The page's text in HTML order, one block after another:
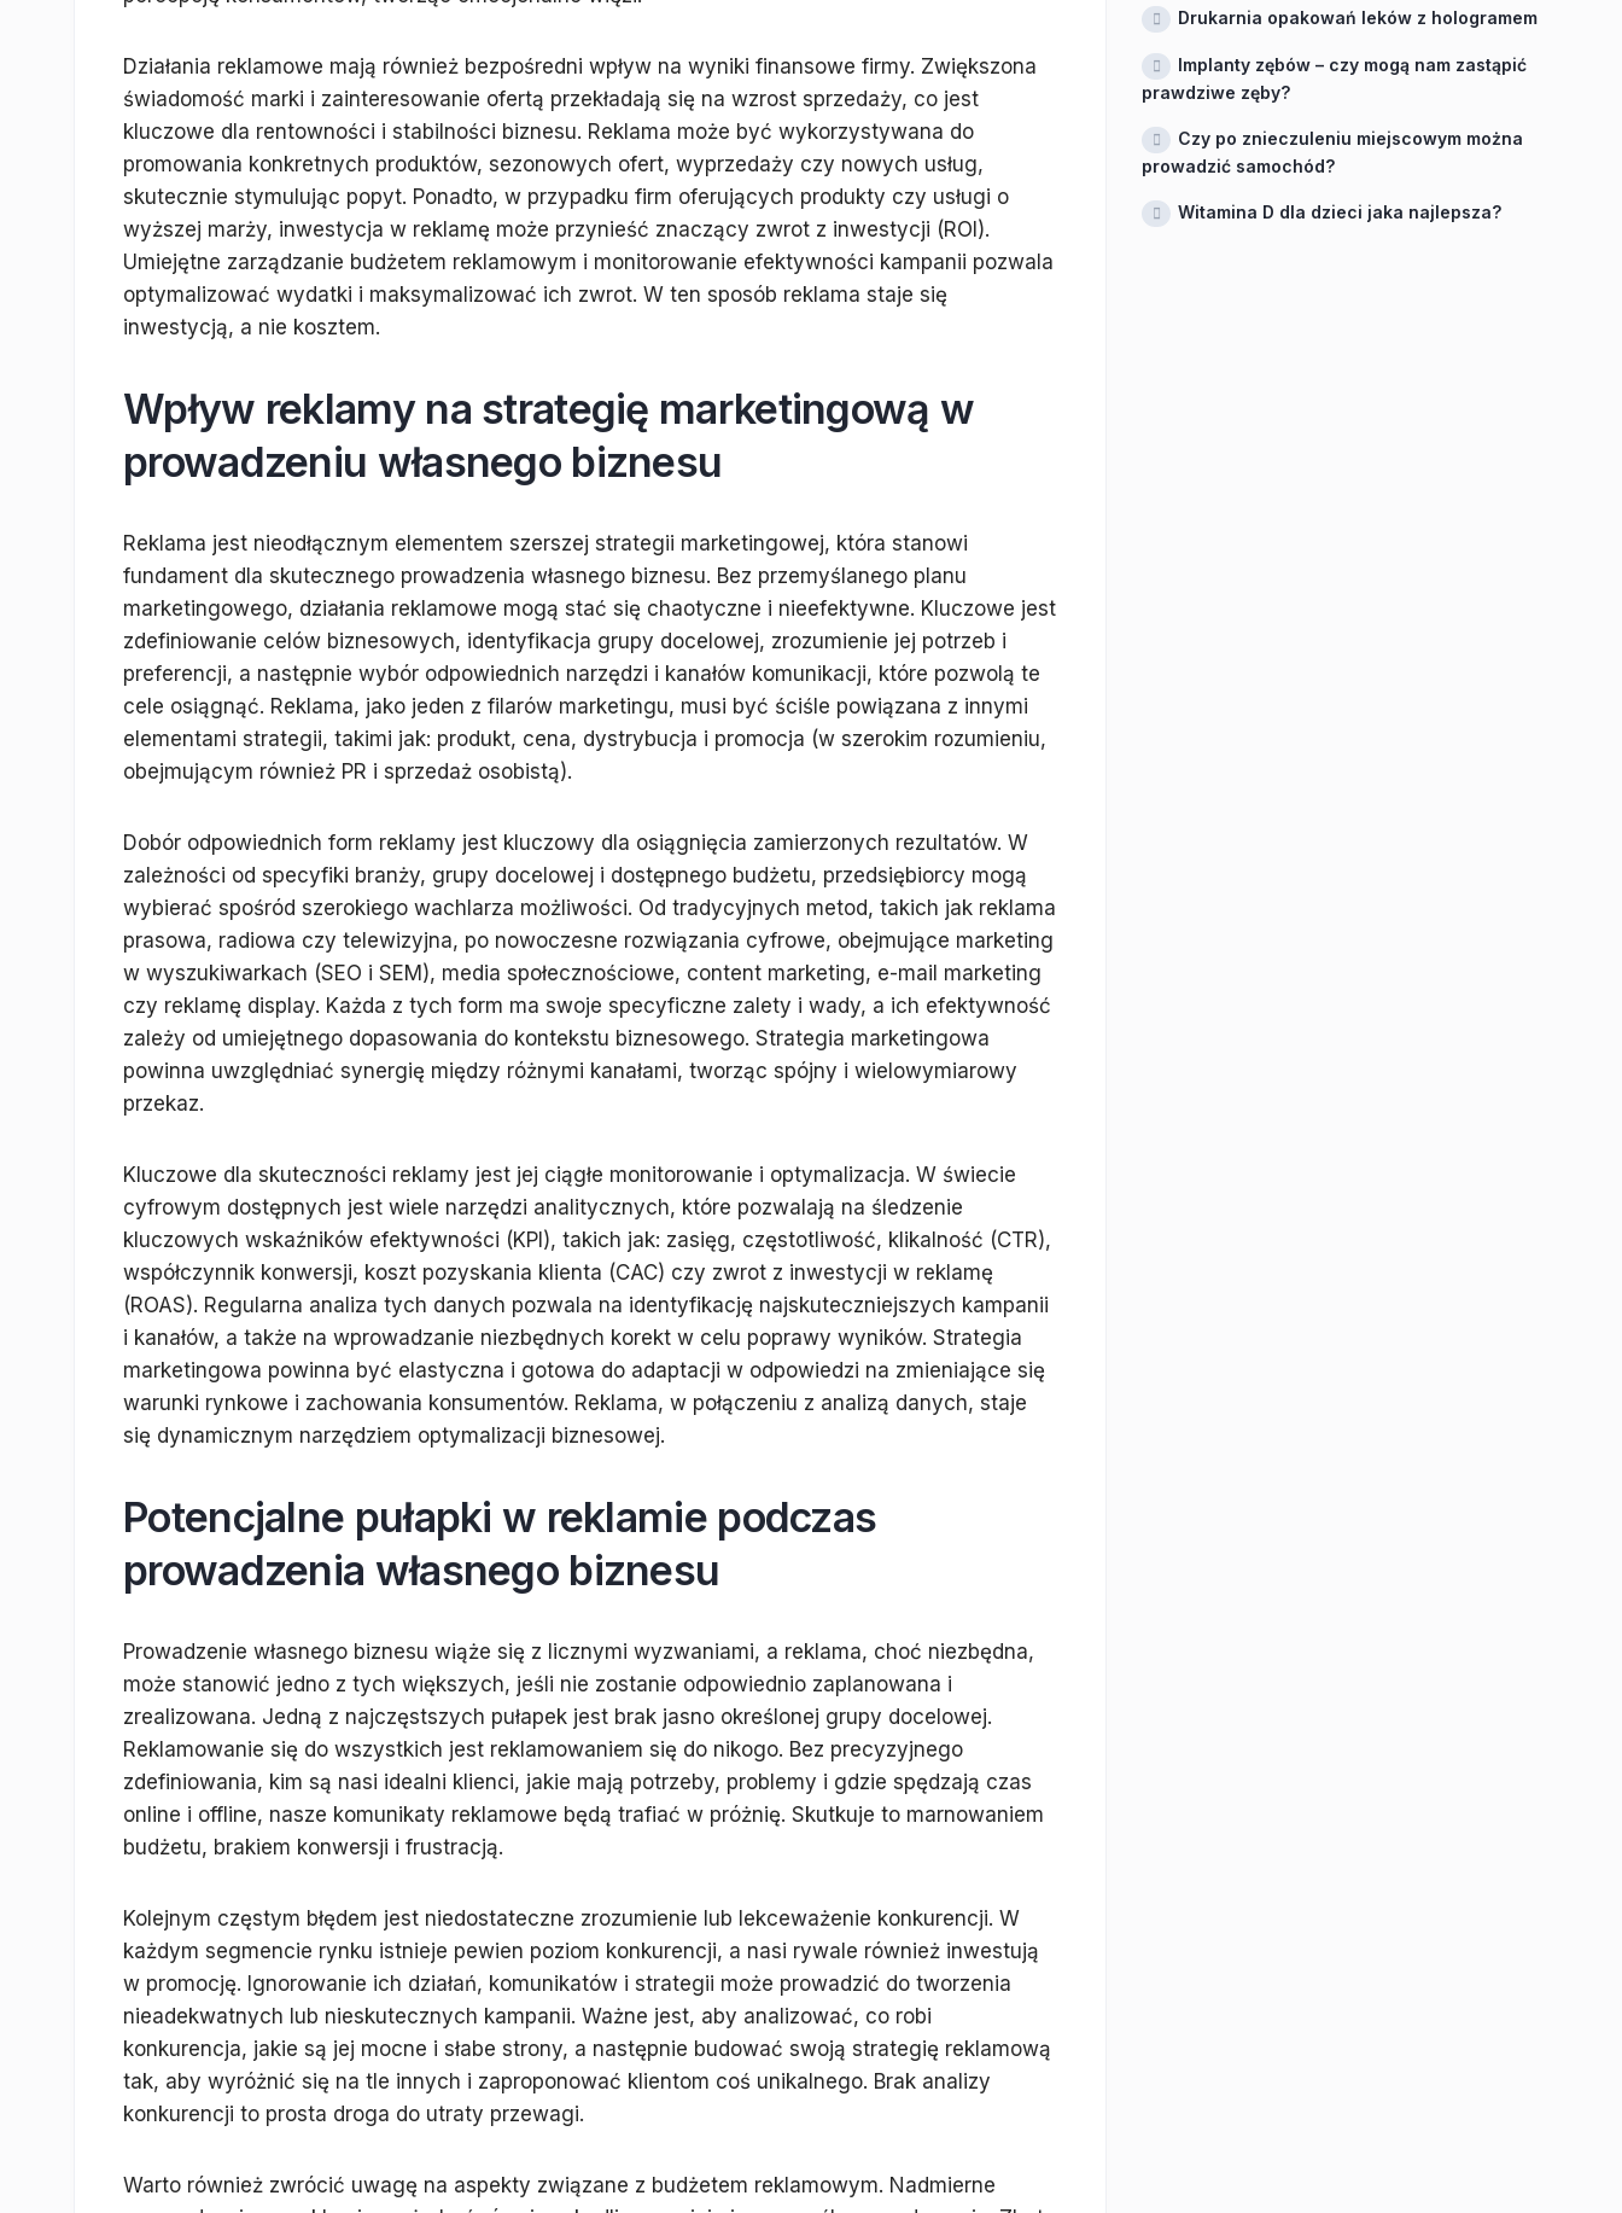
Działania reklamowe mają również bezpośredni wpływ na wyniki finansowe firmy. Zwiększona
świadomość marki i zainteresowanie ofertą przekładają się na wzrost sprzedaży, co jest
kluczowe dla rentowności i stabilności biznesu. Reklama może być wykorzystywana do
promowania konkretnych produktów, sezonowych ofert, wyprzedaży czy nowych usług,
skutecznie stymulując popyt. Ponadto, w przypadku firm oferujących produkty czy usługi o
wyższej marży, inwestycja w reklamę może przynieść znaczący zwrot z inwestycji (ROI).
Umiejętne zarządzanie budżetem reklamowym i monitorowanie efektywności kampanii pozwala
optymalizować wydatki i maksymalizować ich zwrot. W ten sposób reklama staje się
inwestycją, a nie kosztem.
Wpływ reklamy na strategię marketingową w
prowadzeniu własnego biznesu
Reklama jest nieodłącznym elementem szerszej strategii marketingowej, która stanowi
fundament dla skutecznego prowadzenia własnego biznesu. Bez przemyślanego planu
marketingowego, działania reklamowe mogą stać się chaotyczne i nieefektywne. Kluczowe jest
zdefiniowanie celów biznesowych, identyfikacja grupy docelowej, zrozumienie jej potrzeb i
preferencji, a następnie wybór odpowiednich narzędzi i kanałów komunikacji, które pozwolą te
cele osiągnąć. Reklama, jako jeden z filarów marketingu, musi być ściśle powiązana z innymi
elementami strategii, takimi jak: produkt, cena, dystrybucja i promocja (w szerokim rozumieniu,
obejmującym również PR i sprzedaż osobistą).
Dobór odpowiednich form reklamy jest kluczowy dla osiągnięcia zamierzonych rezultatów. W
zależności od specyfiki branży, grupy docelowej i dostępnego budżetu, przedsiębiorcy mogą
wybierać spośród szerokiego wachlarza możliwości. Od tradycyjnych metod, takich jak reklama
prasowa, radiowa czy telewizyjna, po nowoczesne rozwiązania cyfrowe, obejmujące marketing
w wyszukiwarkach (SEO i SEM), media społecznościowe, content marketing, e-mail marketing
czy reklamę display. Każda z tych form ma swoje specyficzne zalety i wady, a ich efektywność
zależy od umiejętnego dopasowania do kontekstu biznesowego. Strategia marketingowa
powinna uwzględniać synergię między różnymi kanałami, tworząc spójny i wielowymiarowy
przekaz.
Kluczowe dla skuteczności reklamy jest jej ciągłe monitorowanie i optymalizacja. W świecie
cyfrowym dostępnych jest wiele narzędzi analitycznych, które pozwalają na śledzenie
kluczowych wskaźników efektywności (KPI), takich jak: zasięg, częstotliwość, klikalność (CTR),
współczynnik konwersji, koszt pozyskania klienta (CAC) czy zwrot z inwestycji w reklamę
(ROAS). Regularna analiza tych danych pozwala na identyfikację najskuteczniejszych kampanii
i kanałów, a także na wprowadzanie niezbędnych korekt w celu poprawy wyników. Strategia
marketingowa powinna być elastyczna i gotowa do adaptacji w odpowiedzi na zmieniające się
warunki rynkowe i zachowania konsumentów. Reklama, w połączeniu z analizą danych, staje
się dynamicznym narzędziem optymalizacji biznesowej.
Potencjalne pułapki w reklamie podczas
prowadzenia własnego biznesu
Prowadzenie własnego biznesu wiąże się z licznymi wyzwaniami, a reklama, choć niezbędna,
może stanowić jedno z tych większych, jeśli nie zostanie odpowiednio zaplanowana i
zrealizowana. Jedną z najczęstszych pułapek jest brak jasno określonej grupy docelowej.
Reklamowanie się do wszystkich jest reklamowaniem się do nikogo. Bez precyzyjnego
zdefiniowania, kim są nasi idealni klienci, jakie mają potrzeby, problemy i gdzie spędzają czas
online i offline, nasze komunikaty reklamowe będą trafiać w próżnię. Skutkuje to marnowaniem
budżetu, brakiem konwersji i frustracją.
Kolejnym częstym błędem jest niedostateczne zrozumienie lub lekceważenie konkurencji. W
każdym segmencie rynku istnieje pewien poziom konkurencji, a nasi rywale również inwestują
w promocję. Ignorowanie ich działań, komunikatów i strategii może prowadzić do tworzenia
nieadekwatnych lub nieskutecznych kampanii. Ważne jest, aby analizować, co robi
konkurencja, jakie są jej mocne i słabe strony, a następnie budować swoją strategię reklamową
tak, aby wyróżnić się na tle innych i zaproponować klientom coś unikalnego. Brak analizy
konkurencji to prosta droga do utraty przewagi.
Warto również zwrócić uwagę na aspekty związane z budżetem reklamowym. Nadmierne
Drukarnia opakowań leków z hologramem
Implanty zębów – czy mogą nam zastąpić
prawdziwe zęby?
Czy po znieczuleniu miejscowym można
prowadzić samochód?
Witamina D dla dzieci jaka najlepsza?